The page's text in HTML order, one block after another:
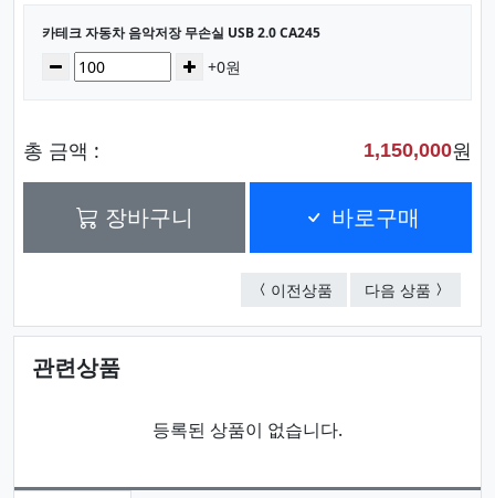
선택된 옵션
카테크 자동차 음악저장 무손실 USB 2.0 CA245
수량감소 증가+0원
총 금액 : 1,150,000원
장바구니 바로구매
이전상품 아트텍 USB 3.0 4포
다음 상품 모던오
관련상품
등록된 상품이 없습니다.